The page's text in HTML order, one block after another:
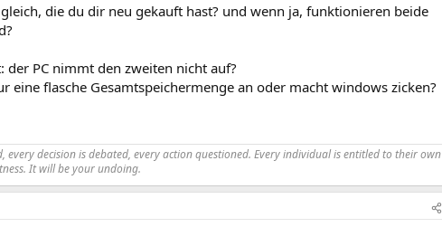
die du dir neu gekauft hast? und wenn ja, funktionieren beide
PC nimmt den zweiten nicht auf?
eine flasche Gesamtspeichermenge an oder macht windows zicken?
every decision is debated, every action questioned. Every individual is entitled to their own
It will be your undoing.